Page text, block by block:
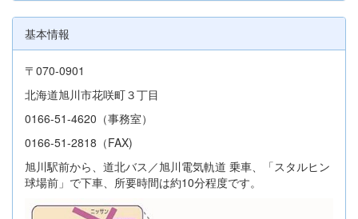
基本情報
〒070-0901
北海道旭川市花咲町３丁目
0166-51-4620（事務室）
0166-51-2818（FAX)
旭川駅前から、道北バス／旭川電気軌道 乗車、「スタルヒン
球場前」で下車、所要時間は約10分程度です。